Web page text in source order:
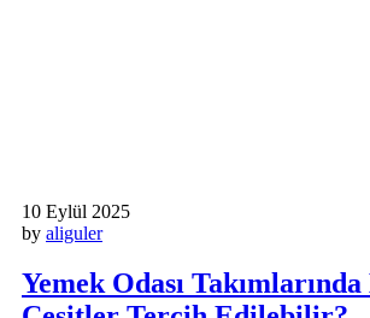
10 Eylül 2025
by aliguler
Yemek Odası